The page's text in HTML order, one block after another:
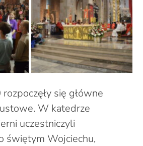
się główne
W katedrze
uczestniczyli
świętym Wojciechu,